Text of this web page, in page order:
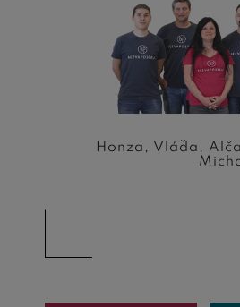
Honza, Vláďa,